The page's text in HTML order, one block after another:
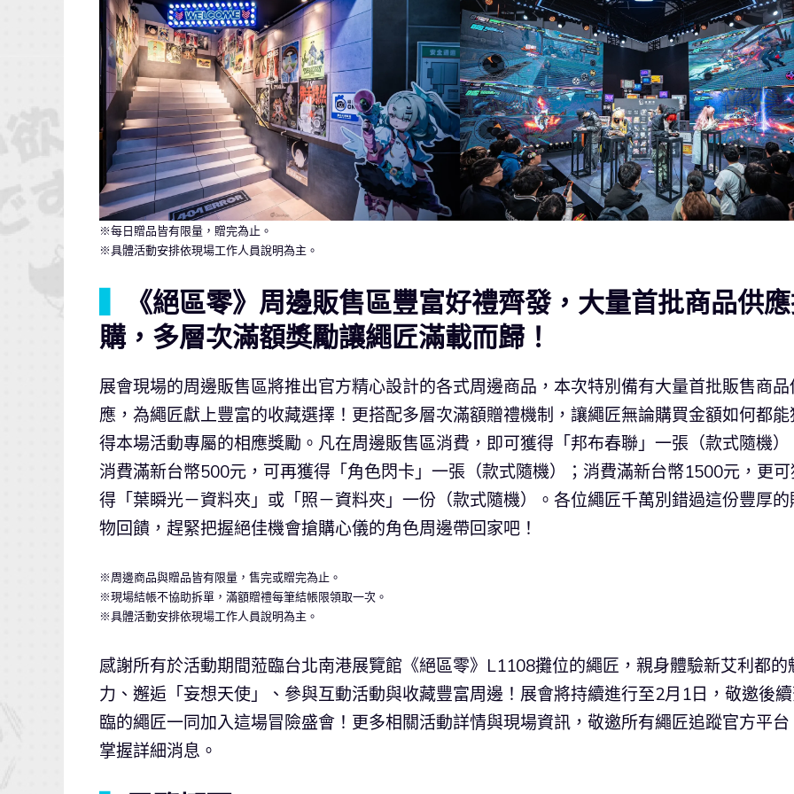
※每日贈品皆有限量，贈完為止。
※具體活動安排依現場工作人員說明為主。
《絕區零》周邊販售區豐富好禮齊發，大量首批商品供
購，多層次滿額獎勵讓繩匠滿載而歸！
展會現場的周邊販售區將推出官方精心設計的各式周邊商品，本次特別備有大量首批販售商品
應，為繩匠獻上豐富的收藏選擇！更搭配多層次滿額贈禮機制，讓繩匠無論購買金額如何都能
得本場活動專屬的相應獎勵。凡在周邊販售區消費，即可獲得「邦布春聯」一張（款式隨機）
消費滿新台幣500元，可再獲得「角色閃卡」一張（款式隨機）；消費滿新台幣1500元，更
得「葉瞬光－資料夾」或「照－資料夾」一份（款式隨機）。各位繩匠千萬別錯過這份豐厚的
物回饋，趕緊把握絕佳機會搶購心儀的角色周邊帶回家吧！
※周邊商品與贈品皆有限量，售完或贈完為止。
※現場結帳不協助拆單，滿額贈禮每筆結帳限領取一次。
※具體活動安排依現場工作人員說明為主。
感謝所有於活動期間蒞臨台北南港展覽館《絕區零》L1108攤位的繩匠，親身體驗新艾利都的
力、邂逅「妄想天使」、參與互動活動與收藏豐富周邊！展會將持續進行至2月1日，敬邀後
臨的繩匠一同加入這場冒險盛會！更多相關活動詳情與現場資訊，敬邀所有繩匠追蹤官方平台
掌握詳細消息。